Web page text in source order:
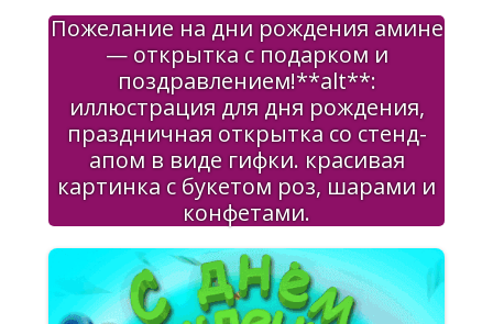
Пожелание на дни рождения амине
— открытка с подарком и
поздравлением!**alt**:
иллюстрация для дня рождения,
праздничная открытка со стенд-
апом в виде гифки. красивая
картинка с букетом роз, шарами и
конфетами.